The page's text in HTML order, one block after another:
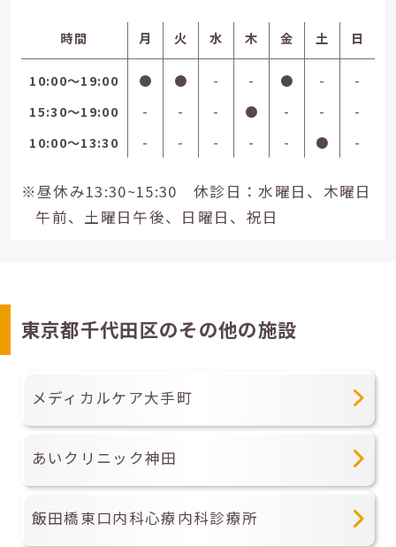
時間 月 火 水 木 金 土 日
10:00〜19:00 ● ● - - ● -
-
15:30〜19:00
- - - ● - -
-
10:00〜13:30
- - - - - ● -
※昼休み13:30~15:30 休診日：水曜日、木曜日
午前、土曜日午後、日曜日、祝日
東京都千代田区のその他の施設
メディカルケア大手町
あいクリニック神田
飯田橋東口内科心療内科診療所